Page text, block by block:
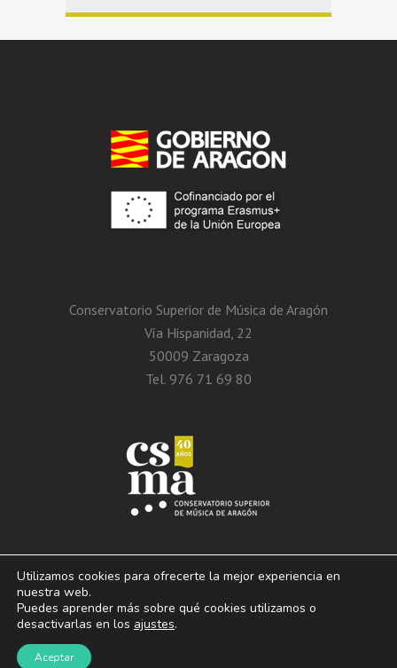
Conservatorio Superior de Música de Aragón
Vía Hispanidad, 22
50009 Zaragoza
Tel. 976 71 69 80
© 2013 – 2026. Conservatorio Superior de Música de Aragón. Vía Hispanidad, n.º
Utilizamos cookies para ofrecerte la mejor experiencia en
nuestra web.
Puedes aprender más sobre qué cookies utilizamos o
desactivarlas en los ajustes.
Aceptar